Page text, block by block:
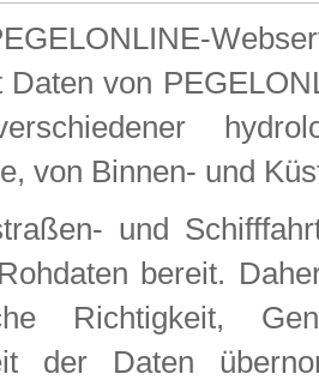
Daten von
von Binnen- und
und
bereit.
Richtigkeit,
der Daten